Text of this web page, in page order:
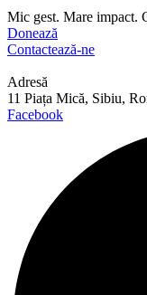
Mic gest. Mare impact.
Donează
Contactează-ne
Adresă
11 Piața Mică, Sibiu,
Facebook